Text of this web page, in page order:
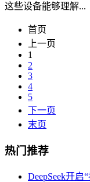
这些设备能够理解...
首页
上一页
1
2
3
4
5
下一页
末页
热门推荐
DeepSeek开